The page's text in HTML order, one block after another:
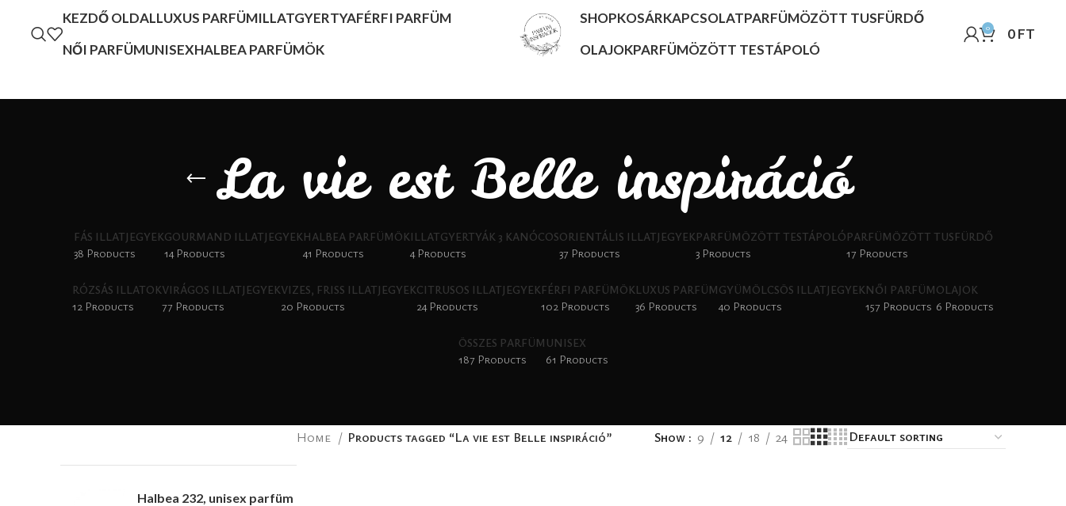
KEZDŐ OLDALLUXUS PARFÜMILLATGYERTYAFÉRFI PARFÜM
NŐI PARFÜMUNISEXHALBEA PARFÜMÖK
SHOPKOSÁRKAPCSOLATPARFÜMÖZÖTT TUSFÜRDŐ
OLAJOKPARFÜMÖZÖTT TESTÁPOLÓ
0 0FT
La vie est Belle inspiráció
FÁS ILLATJEGYEK
38 Products
GOURMAND ILLATJEGYEK
14 Products
HALBEA PARFÜMÖK
41 Products
ILLATGYERTYÁK 3 KANÓCOS
4 Products
ORIENTÁLIS ILLATJEGYEK
37 Products
PARFÜMÖZÖTT TESTÁPOLÓ
3 Products
PARFÜMÖZÖTT TUSFÜRDŐ
17 Products
RÓZSÁS ILLATOK
12 Products
VIRÁGOS ILLATJEGYEK
77 Products
VIZES, FRISS ILLATJEGYEK
20 Products
CITRUSOS ILLATJEGYEK
24 Products
FÉRFI PARFÜMÖK
102 Products
LUXUS PARFÜM
36 Products
GYÜMÖLCSÖS ILLATJEGYEK
40 Products
NŐI PARFÜM
157 Products
OLAJOK
6 Products
ÖSSZES PARFÜM
187 Products
UNISEX
61 Products
Halbea 232, unisex parfüm
Home Products tagged “La vie est Belle inspiráció” Show 9 12 18 24